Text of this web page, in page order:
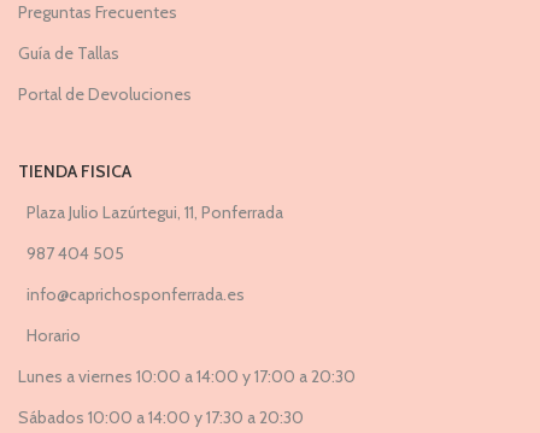
Preguntas Frecuentes
Guía de Tallas
Portal de Devoluciones
TIENDA FISICA
Plaza Julio Lazúrtegui, 11, Ponferrada
987 404 505
info@caprichosponferrada.es
Horario
Lunes a viernes 10:00 a 14:00 y 17:00 a 20:30
Sábados 10:00 a 14:00 y 17:30 a 20:30